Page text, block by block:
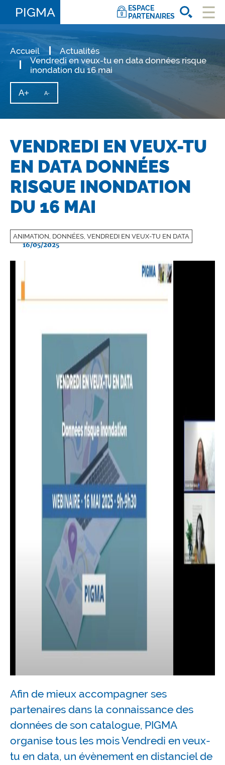
PIGMA
ESPACE
PARTENAIRES
Accueil
Actualités
Vendredi en veux-tu en data données risque
inondation du 16 mai
A+ Augmenter
la
du
A-
taille
VENDREDI EN VEUX-TU
EN DATA DONNÉES
RISQUE INONDATION
DU 16 MAI
ANIMATION, DONNÉES, VENDREDI EN VEUX-TU EN DATA
16/05/2025
Afin de mieux accompagner ses
partenaires dans la connaissance des
données de son catalogue, PIGMA
organise tous les mois Vendredi en veux-
tu en data, un évènement en distanciel de